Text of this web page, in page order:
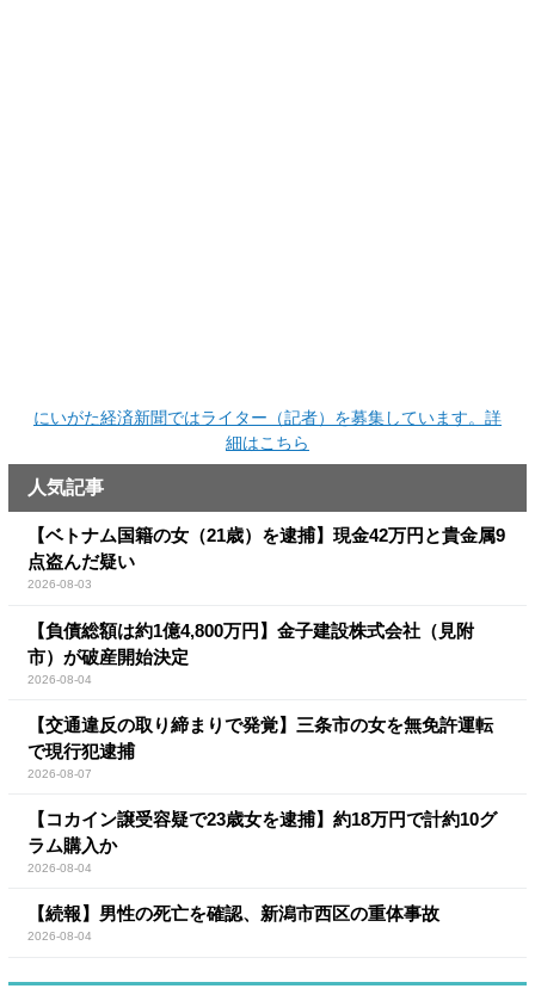
にいがた経済新聞ではライター（記者）を募集しています。詳
細はこちら
人気記事
【ベトナム国籍の女（21歳）を逮捕】現金42万円と貴金属9
点盗んだ疑い
2026-08-03
【負債総額は約1億4,800万円】金子建設株式会社（見附
市）が破産開始決定
2026-08-04
【交通違反の取り締まりで発覚】三条市の女を無免許運転
で現行犯逮捕
2026-08-07
【コカイン譲受容疑で23歳女を逮捕】約18万円で計約10グ
ラム購入か
2026-08-04
【続報】男性の死亡を確認、新潟市西区の重体事故
2026-08-04